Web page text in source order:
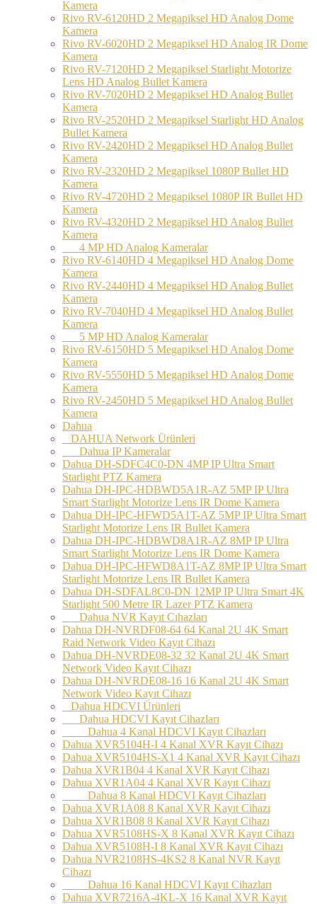
Kamera
Rivo RV-6120HD 2 Megapiksel HD Analog Dome
Kamera
Rivo RV-6020HD 2 Megapiksel HD Analog IR Dome
Kamera
Rivo RV-7120HD 2 Megapiksel Starlight Motorize
Lens HD Analog Bullet Kamera
Rivo RV-7020HD 2 Megapiksel HD Analog Bullet
Kamera
Rivo RV-2520HD 2 Megapiksel Starlight HD Analog
Bullet Kamera
Rivo RV-2420HD 2 Megapiksel HD Analog Bullet
Kamera
Rivo RV-2320HD 2 Megapiksel 1080P Bullet HD
Kamera
Rivo RV-4720HD 2 Megapiksel 1080P IR Bullet HD
Kamera
Rivo RV-4320HD 2 Megapiksel HD Analog Bullet
Kamera
4 MP HD Analog Kameralar
Rivo RV-6140HD 4 Megapiksel HD Analog Dome
Kamera
Rivo RV-2440HD 4 Megapiksel HD Analog Bullet
Kamera
Rivo RV-7040HD 4 Megapiksel HD Analog Bullet
Kamera
5 MP HD Analog Kameralar
Rivo RV-6150HD 5 Megapiksel HD Analog Dome
Kamera
Rivo RV-5550HD 5 Megapiksel HD Analog Dome
Kamera
Rivo RV-2450HD 5 Megapiksel HD Analog Bullet
Kamera
Dahua
DAHUA Network Ürünleri
Dahua IP Kameralar
Dahua DH-SDFC4C0-DN 4MP IP Ultra Smart
Starlight PTZ Kamera
Dahua DH-IPC-HDBWD5A1R-AZ 5MP IP Ultra
Smart Starlight Motorize Lens IR Dome Kamera
Dahua DH-IPC-HFWD5A1T-AZ 5MP IP Ultra Smart
Starlight Motorize Lens IR Bullet Kamera
Dahua DH-IPC-HDBWD8A1R-AZ 8MP IP Ultra
Smart Starlight Motorize Lens IR Dome Kamera
Dahua DH-IPC-HFWD8A1T-AZ 8MP IP Ultra Smart
Starlight Motorize Lens IR Bullet Kamera
Dahua DH-SDFAL8C0-DN 12MP IP Ultra Smart 4K
Starlight 500 Metre IR Lazer PTZ Kamera
Dahua NVR Kayıt Cıhazları
Dahua DH-NVRDF08-64 64 Kanal 2U 4K Smart
Raid Network Video Kayıt Cihazı
Dahua DH-NVRDE08-32 32 Kanal 2U 4K Smart
Network Video Kayıt Cihazı
Dahua DH-NVRDE08-16 16 Kanal 2U 4K Smart
Network Video Kayıt Cihazı
Dahua HDCVI Ürünleri
Dahua HDCVI Kayıt Cihazları
Dahua 4 Kanal HDCVI Kayıt Cihazları
Dahua XVR5104H-I 4 Kanal XVR Kayıt Cihazı
Dahua XVR5104HS-X1 4 Kanal XVR Kayıt Cihazı
Dahua XVR1B04 4 Kanal XVR Kayıt Cihazı
Dahua XVR1A04 4 Kanal XVR Kayıt Cihazı
Dahua 8 Kanal HDCVI Kayıt Cihazları
Dahua XVR1A08 8 Kanal XVR Kayıt Cihazı
Dahua XVR1B08 8 Kanal XVR Kayıt Cihazı
Dahua XVR5108HS-X 8 Kanal XVR Kayıt Cihazı
Dahua XVR5108H-I 8 Kanal XVR Kayıt Cihazı
Dahua NVR2108HS-4KS2 8 Kanal NVR Kayıt
Cihazı
Dahua 16 Kanal HDCVI Kayıt Cihazları
Dahua XVR7216A-4KL-X 16 Kanal XVR Kayıt